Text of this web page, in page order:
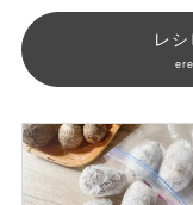
レ